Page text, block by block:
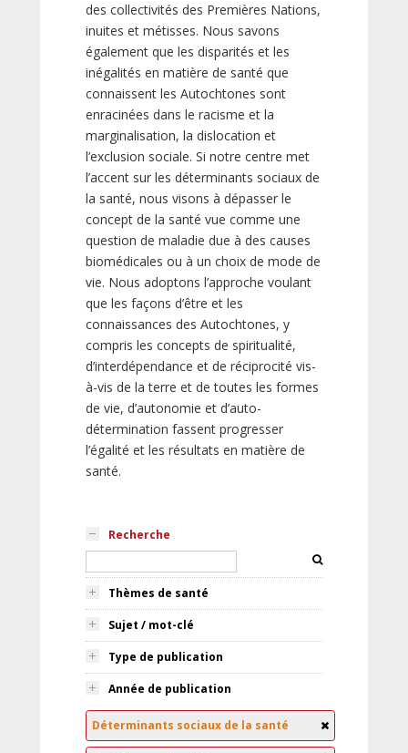
des collectivités des Premières Nations,
inuites et métisses. Nous savons
également que les disparités et les
inégalités en matière de santé que
connaissent les Autochtones sont
enracinées dans le racisme et la
marginalisation, la dislocation et
l’exclusion sociale. Si notre centre met
l’accent sur les déterminants sociaux de
la santé, nous visons à dépasser le
concept de la santé vue comme une
question de maladie due à des causes
biomédicales ou à un choix de mode de
vie. Nous adoptons l’approche voulant
que les façons d’être et les
connaissances des Autochtones, y
compris les concepts de spiritualité,
d’interdépendance et de réciprocité vis-
à-vis de la terre et de toutes les formes
de vie, d’autonomie et d’auto-
détermination fassent progresser
l’égalité et les résultats en matière de
santé.
Recherche
Thèmes de santé
Sujet / mot-clé
Type de publication
Année de publication
Déterminants sociaux de la santé